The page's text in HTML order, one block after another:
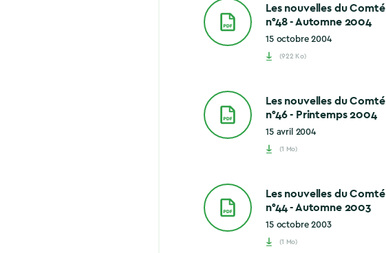
Les nouvelles du Comté
n°48 - Automne 2004
15 octobre 2004
(922 Ko)
Les nouvelles du Comté
n°46 - Printemps 2004
15 avril 2004
(1 Mo)
Les nouvelles du Comté
n°44 - Automne 2003
15 octobre 2003
(1 Mo)